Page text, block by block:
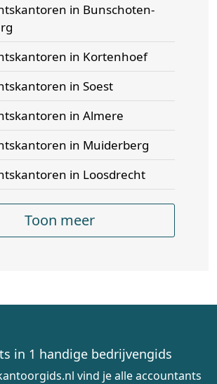
in Bunschoten-
in Kortenhoef
in Soest
in Almere
in Muiderberg
in Loosdrecht
Toon meer
in 1 handige bedrijvengids
vind je alle accountants